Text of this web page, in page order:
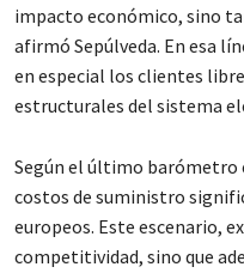
impacto económico, sino
afirmó Sepúlveda. En esa
en especial los clientes
estructurales del sistema
Según el último barómetro
costos de suministro
europeos. Este escenario,
competitividad, sino que